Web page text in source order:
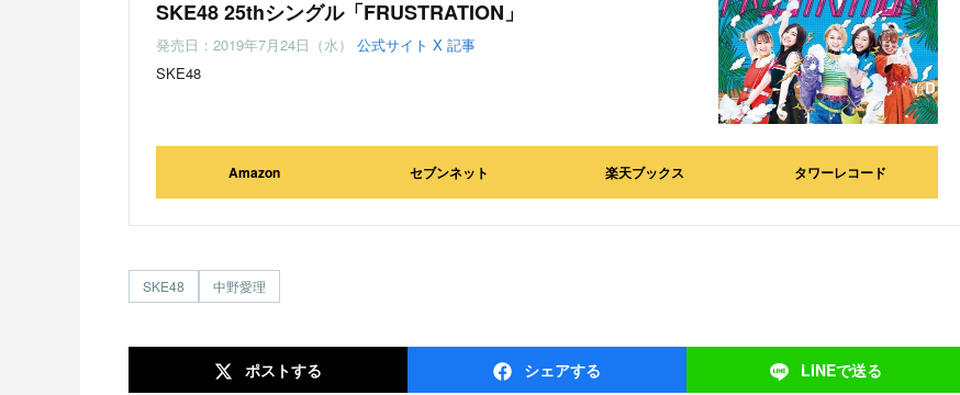
SKE48 25thシングル「FRUSTRATION」
発売日：2019年7月24日（水） 公式サイト X 記事
SKE48
Amazon セブンネット 楽天ブックス タワーレコード
SKE48 中野愛理
ポストする シェアする LINEで送る